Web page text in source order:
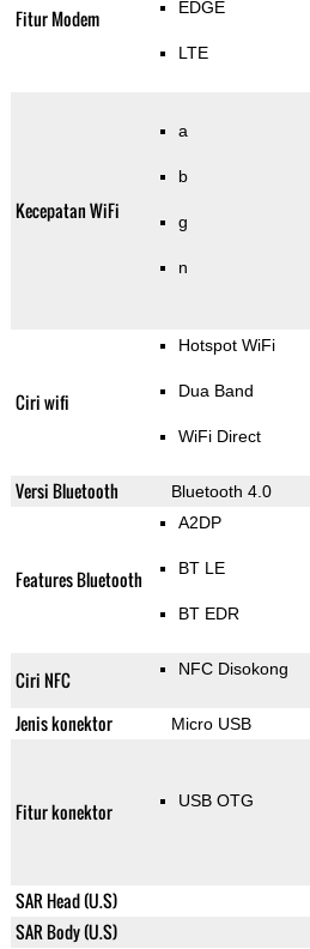
Fitur Modem EDGE
LTE
Kecepatan WiFi
a
b
g
n
Ciri wifi
Hotspot WiFi
Dua Band
WiFi Direct
Versi Bluetooth Bluetooth 4.0
Features Bluetooth
A2DP
BT LE
BT EDR
Ciri NFC NFC Disokong
Jenis konektor Micro USB
Fitur konektor USB OTG
SAR Head (U.S)
SAR Body (U.S)